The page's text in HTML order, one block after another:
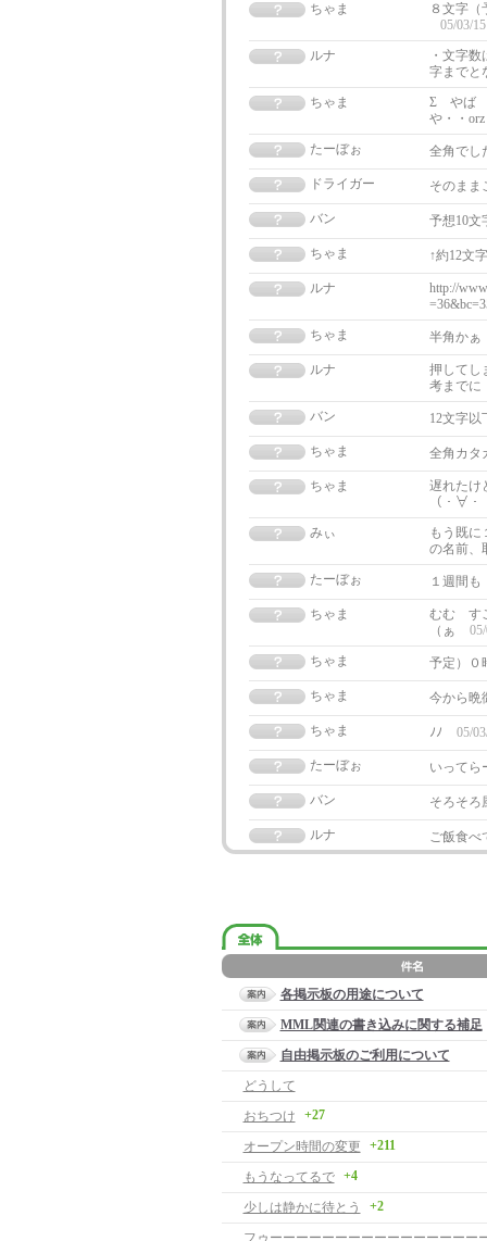
ちゃま
８文字
05/03/
ルナ
・文字
字までと
ちゃま
Σ やば
や・・orz
たーぼぉ
全角でし
ドライガー そのまま
バン 予想10文
ちゃま ↑約12文
ルナ
http://
ちゃま
半角かぁ
ルナ
押してし
考までに
バン
12文字
ちゃま 全角カタ
ちゃま
遅れた
（・∀
みぃ
もう既に
の名前、
たーぼぉ
１週間
ちゃま
むむ す
（ぁ
ちゃま
予定）０
ちゃま 今から晩
ちゃま ﾉﾉ 05/
たーぼぉ いってら
バン そろそろ
ルナ ご飯食べ
各掲示板の用途について
MML関連の書き込みに関する補足
自由掲示板のご利用について
どうして
おちつけ
+27
オープン時間の変更 +211
もうなってるで +4
少しは静かに待とう +2